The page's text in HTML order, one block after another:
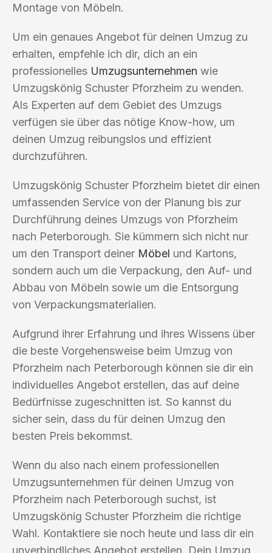
Montage von Möbeln.
Um ein genaues Angebot für deinen Umzug zu
erhalten, empfehle ich dir, dich an ein
professionelles Umzugsunternehmen wie
Umzugskönig Schuster Pforzheim zu wenden.
Als Experten auf dem Gebiet des Umzugs
verfügen sie über das nötige Know-how, um
deinen Umzug reibungslos und effizient
durchzuführen.
Umzugskönig Schuster Pforzheim bietet dir einen
umfassenden Service von der Planung bis zur
Durchführung deines Umzugs von Pforzheim
nach Peterborough. Sie kümmern sich nicht nur
um den Transport deiner Möbel und Kartons,
sondern auch um die Verpackung, den Auf- und
Abbau von Möbeln sowie um die Entsorgung
von Verpackungsmaterialien.
Aufgrund ihrer Erfahrung und ihres Wissens über
die beste Vorgehensweise beim Umzug von
Pforzheim nach Peterborough können sie dir ein
individuelles Angebot erstellen, das auf deine
Bedürfnisse zugeschnitten ist. So kannst du
sicher sein, dass du für deinen Umzug den
besten Preis bekommst.
Wenn du also nach einem professionellen
Umzugsunternehmen für deinen Umzug von
Pforzheim nach Peterborough suchst, ist
Umzugskönig Schuster Pforzheim die richtige
Wahl. Kontaktiere sie noch heute und lass dir ein
unverbindliches Angebot erstellen. Dein Umzug